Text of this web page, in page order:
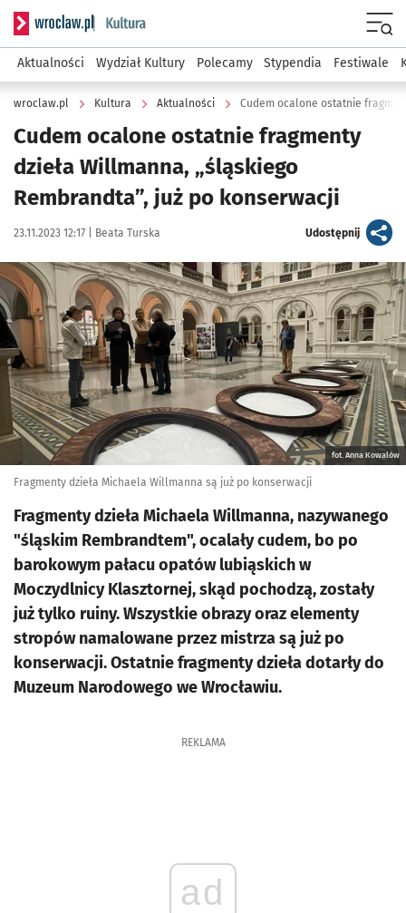
Serwis informacyjny wroclaw.pl podserwis: Kultura
Aktualności Wydział Kultury Polecamy Stypendia Festiwale
wroclaw.pl Kultura Aktualności
Cudem ocalone ostatnie fragmenty
dzieła Willmanna, „śląskiego
Rembrandta”, już po konserwacji
Data publikacji:
23.11.2023 12:17 | Autor:
Beata Turska Udostępnijartykuł
Kliknij, aby powiększyć
fot. Anna Kowalów
Fragmenty dzieła Michaela Willmanna są już po konserwacji
Fragmenty dzieła Michaela Willmanna, nazywanego
"śląskim Rembrandtem", ocalały cudem, bo po
barokowym pałacu opatów lubiąskich w
Moczydlnicy Klasztornej, skąd pochodzą, zostały
już tylko ruiny. Wszystkie obrazy oraz elementy
stropów namalowane przez mistrza są już po
konserwacji. Ostatnie fragmenty dzieła dotarły do
Muzeum Narodowego we Wrocławiu.
REKLAMA
ad